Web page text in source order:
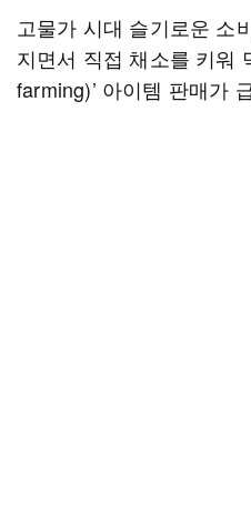
고물가 시대 슬기로운 소
지면서 직접 채소를 키워
farming)’ 아이템 판매가